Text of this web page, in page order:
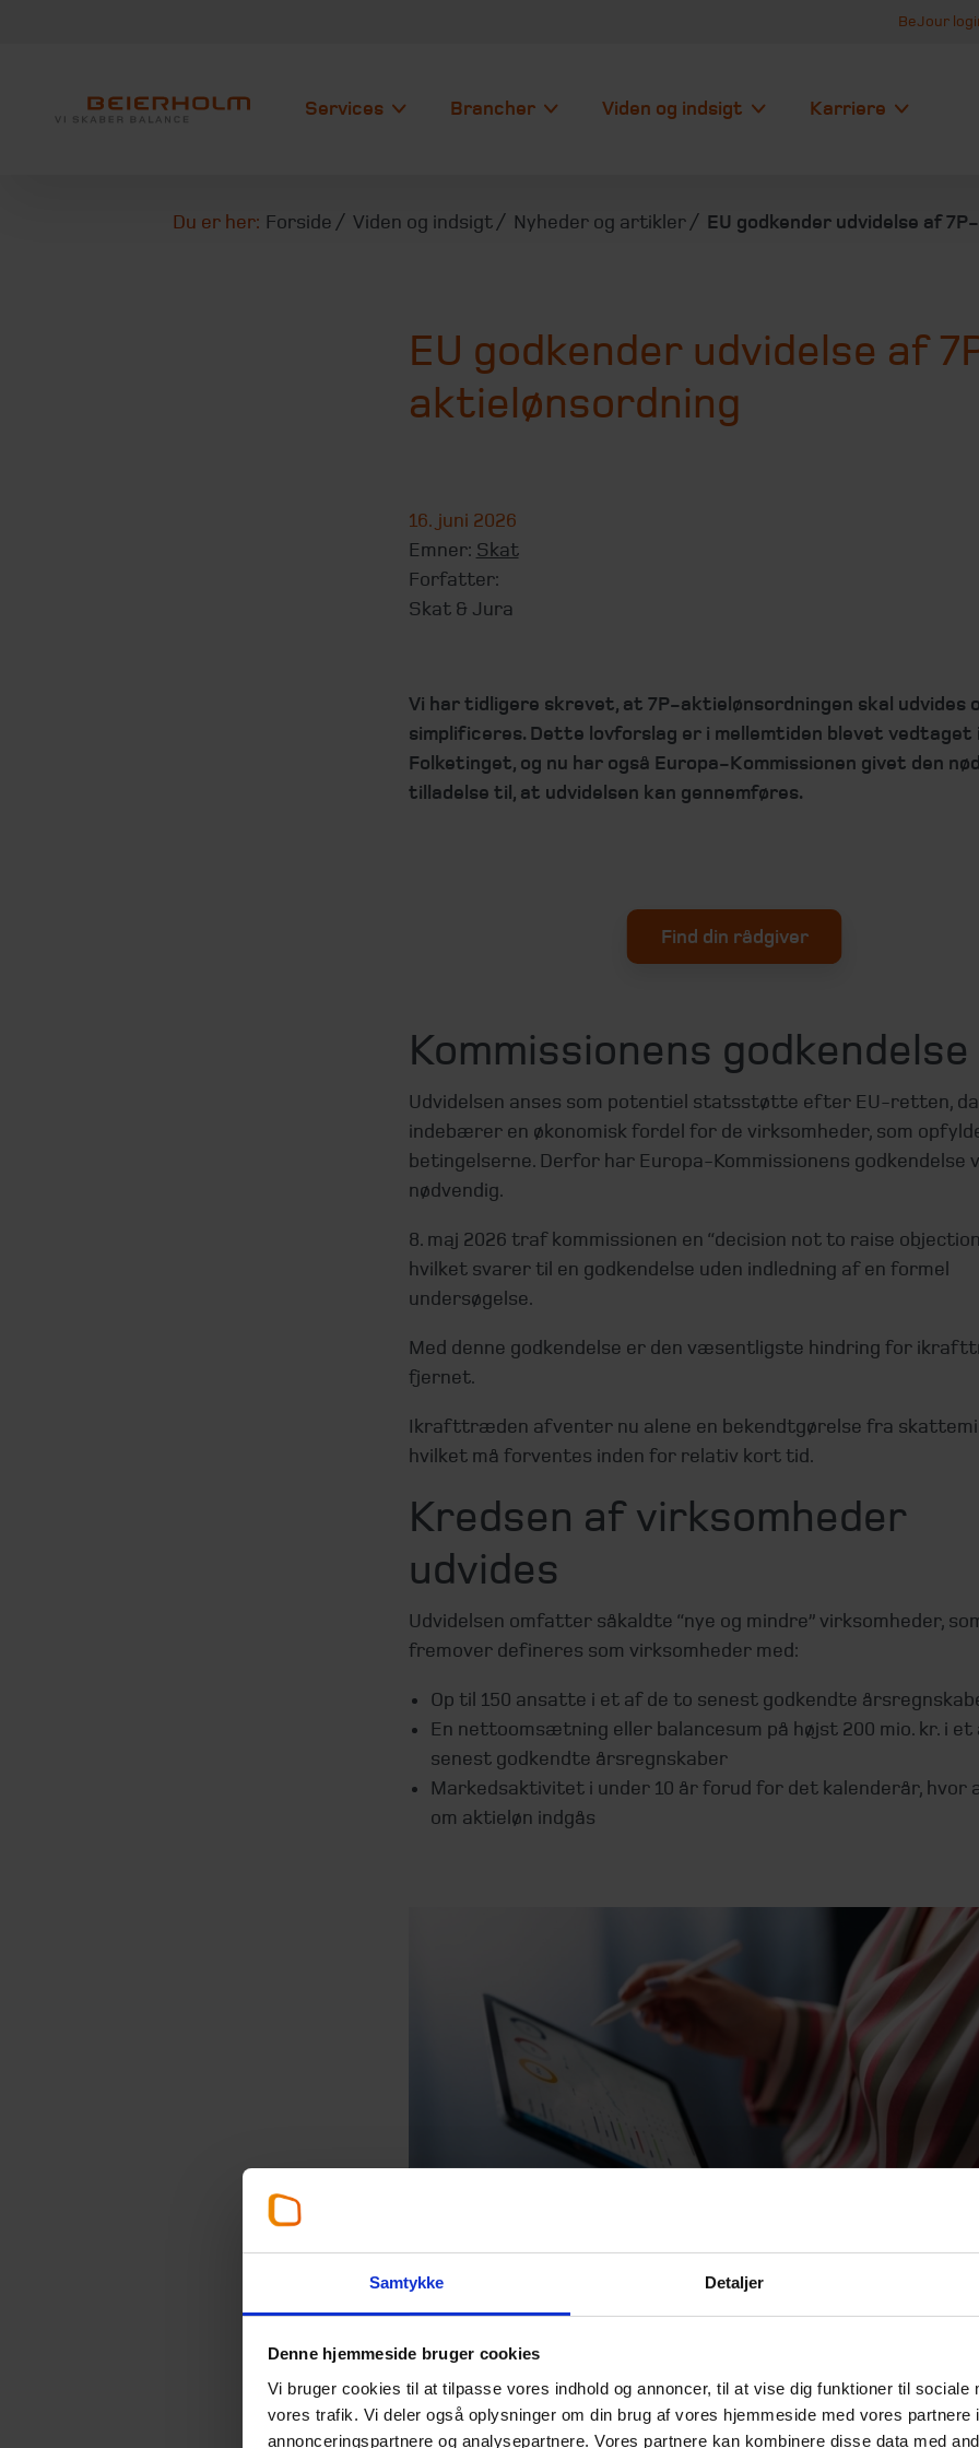
Samtykke Detaljer
Denne hjemmeside bruger cookies
Vi bruger cookies til at tilpasse vores indhold og annoncer, til at vise dig funktioner til sociale
vores trafik. Vi deler også oplysninger om din brug af vores hjemmeside med vores partnere
annonceringspartnere og analysepartnere. Vores partnere kan kombinere disse data med
BeJour
Services Brancher Viden og indsigt Karriere
Du er her: Forside Viden og indsigt Nyheder og artikler EU godkender udvidelse af
EU godkender udvidelse af
aktielønsordning
16. juni 2026
Emner: Skat
Forfatter:
Skat & Jura
Vi har tidligere skrevet, at 7P-aktielønsordningen skal udvides
simplificeres. Dette lovforslag er i mellemtiden blevet vedtaget i
Folketinget, og nu har også Europa-Kommissionen givet den
tilladelse til, at udvidelsen kan gennemføres.
Find din rådgiver
Kommissionens godkendelse
Udvidelsen anses som potentiel statsstøtte efter EU-retten,
indebærer en økonomisk fordel for de virksomheder, som
betingelserne. Derfor har Europa-Kommissionens
nødvendig.
8. maj 2026 traf kommissionen en “decision not to raise
hvilket svarer til en godkendelse uden indledning af en formel
undersøgelse.
Med denne godkendelse er den væsentligste hindring for
fjernet.
Ikrafttræden afventer nu alene en bekendtgørelse fra
hvilket må forventes inden for relativ kort tid.
Kredsen af virksomheder
udvides
Udvidelsen omfatter såkaldte “nye og mindre” virksomheder,
fremover defineres som virksomheder med:
Op til 150 ansatte i et af de to senest godkendte
En nettoomsætning eller balancesum på højst 200 mio. kr. i et
senest godkendte årsregnskaber
Markedsaktivitet i under 10 år forud for det kalenderår, hvor
om aktieløn indgås
Loftet for værdi fjernes helt
Samtidig fjernes loftet for værdien af aktieløn, forudsat, at
medarbejderen modtager tilstrækkelig løn.